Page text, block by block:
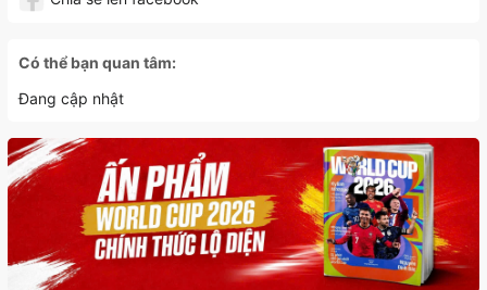
Có thể bạn quan tâm:
Đang cập nhật